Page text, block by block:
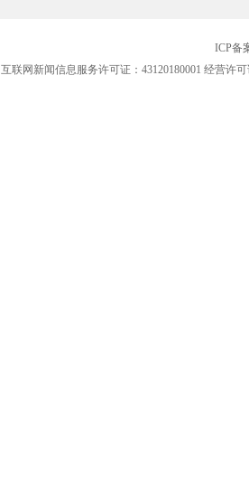
ICP备
互联网新闻信息服务许可证：43120180001 经营许可